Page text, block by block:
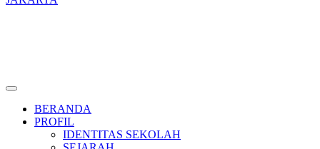
BERANDA
PROFIL
IDENTITAS SEKOLAH